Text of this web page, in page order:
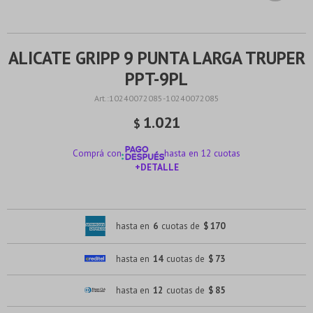
ALICATE GRIPP 9 PUNTA LARGA TRUPER
PPT-9PL
10240072085-10240072085
$ 1.021
Comprá con
hasta en 12 cuotas
+DETALLE
hasta en 6 cuotas de $ 170
hasta en 14 cuotas de $ 73
hasta en 12 cuotas de $ 85